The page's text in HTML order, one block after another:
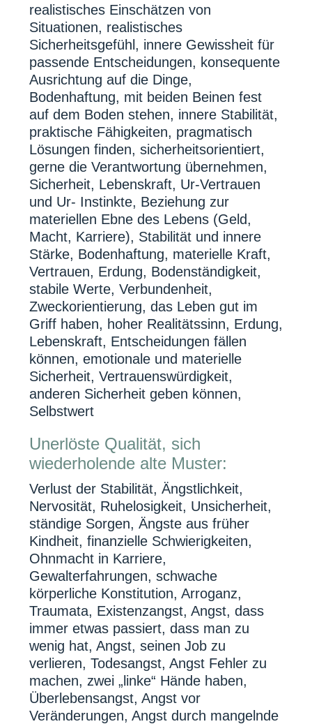
realistisches Einschätzen von
Situationen, realistisches
Sicherheitsgefühl, innere Gewissheit für
passende Entscheidungen, konsequente
Ausrichtung auf die Dinge,
Bodenhaftung, mit beiden Beinen fest
auf dem Boden stehen, innere Stabilität,
praktische Fähigkeiten, pragmatisch
Lösungen finden, sicherheitsorientiert,
gerne die Verantwortung übernehmen,
Sicherheit, Lebenskraft, Ur-Vertrauen
und Ur- Instinkte, Beziehung zur
materiellen Ebne des Lebens (Geld,
Macht, Karriere), Stabilität und innere
Stärke, Bodenhaftung, materielle Kraft,
Vertrauen, Erdung, Bodenständigkeit,
stabile Werte, Verbundenheit,
Zweckorientierung, das Leben gut im
Griff haben, hoher Realitätssinn, Erdung,
Lebenskraft, Entscheidungen fällen
können, emotionale und materielle
Sicherheit, Vertrauenswürdigkeit,
anderen Sicherheit geben können,
Selbstwert
Unerlöste Qualität, sich
wiederholende alte Muster:
Verlust der Stabilität, Ängstlichkeit,
Nervosität, Ruhelosigkeit, Unsicherheit,
ständige Sorgen, Ängste aus früher
Kindheit, finanzielle Schwierigkeiten,
Ohnmacht in Karriere,
Gewalterfahrungen, schwache
körperliche Konstitution, Arroganz,
Traumata, Existenzangst, Angst, dass
immer etwas passiert, dass man zu
wenig hat, Angst, seinen Job zu
verlieren, Todesangst, Angst Fehler zu
machen, zwei „linke“ Hände haben,
Überlebensangst, Angst vor
Veränderungen, Angst durch mangelnde